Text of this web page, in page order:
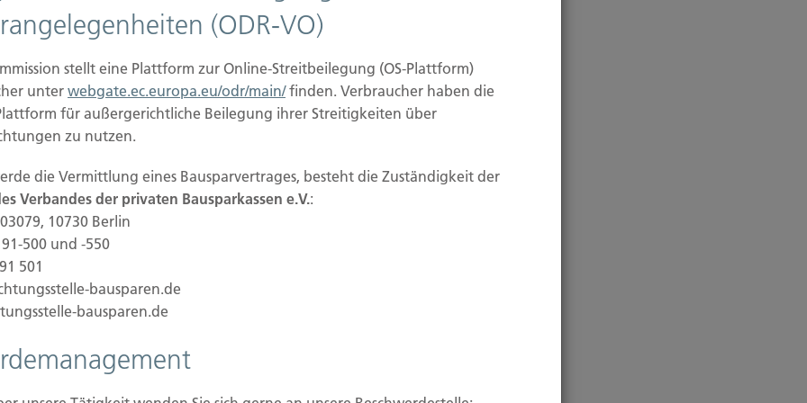
am Kapital des
10%
Beteiligung von über 10 % an den
Ein
eines Versicherungsunternehmens hält
10% an den Stimmrechten oder am Kapital
Offenlegung zum
Im Rahmen der Auswahl von
berücksichtigen wir die von den
Im Rahmen der im Kundeninteresse
(ODR-VO)
stellt eine Plattform zur Online-Streitbeilegung (OS-Plattform)
unter webgate.ec.europa.eu/odr/main/finden. Verbraucher haben die
für außergerichtliche Beilegung ihrer Streitigkeiten über
zu nutzen.
die Vermittlung eines Bausparvertrages, besteht die Zuständigkeit der
Verbandes der privaten Bausparkassen e.V.:
10730 Berlin
500 und -550
501
bausparen.de
bausparen.de